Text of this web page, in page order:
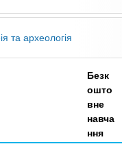
та археологія
Безк
ошто
вне
навча
ння